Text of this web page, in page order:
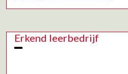
Erkend leerbedrijf